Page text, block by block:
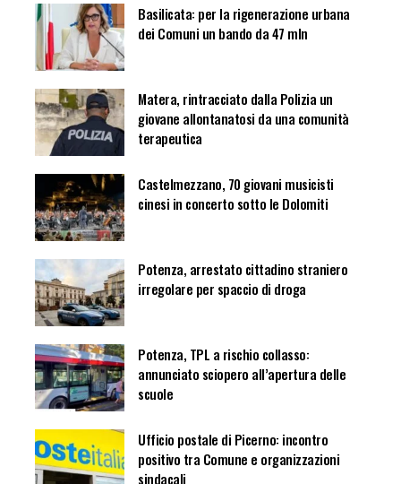
Basilicata: per la rigenerazione urbana
dei Comuni un bando da 47 mln
Matera, rintracciato dalla Polizia un
giovane allontanatosi da una comunità
terapeutica
Castelmezzano, 70 giovani musicisti
cinesi in concerto sotto le Dolomiti
Potenza, arrestato cittadino straniero
irregolare per spaccio di droga
Potenza, TPL a rischio collasso:
annunciato sciopero all’apertura delle
scuole
Ufficio postale di Picerno: incontro
positivo tra Comune e organizzazioni
sindacali